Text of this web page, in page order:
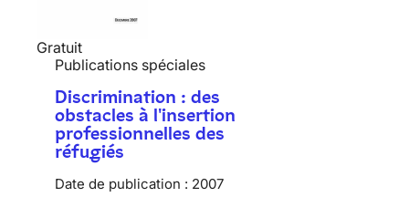
Gratuit
Publications spéciales
Discrimination : des
obstacles à l'insertion
professionnelles des
réfugiés
Date de publication : 2007